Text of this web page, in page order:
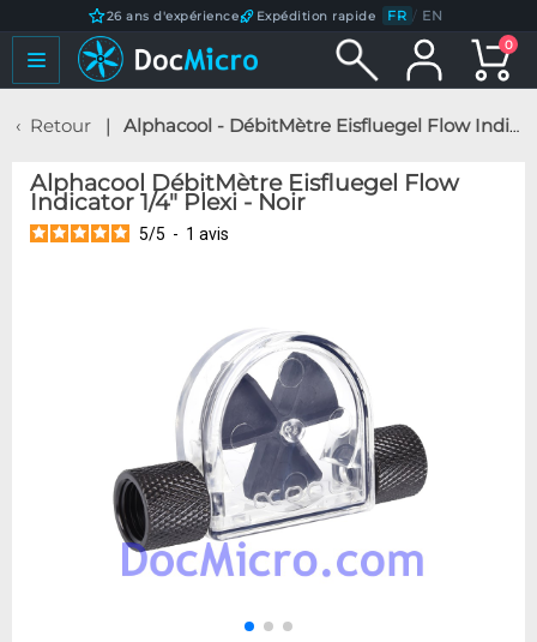
26 ans d'expérience Expédition rapide FR / EN
0
Retour Alphacool - DébitMètre Eisfluegel Flow Indicator 1/4" Plexi - Noir
Alphacool DébitMètre Eisfluegel Flow
Indicator 1/4" Plexi - Noir
5/5 - 1 avis